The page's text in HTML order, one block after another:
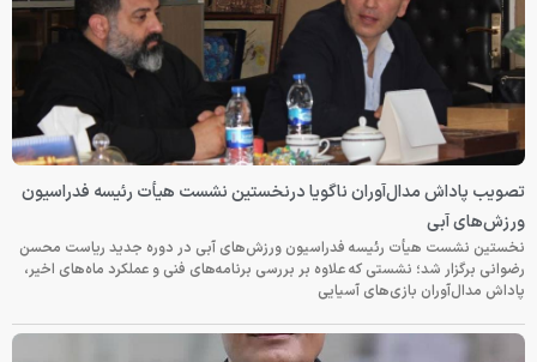
تصویب پاداش مدال‌آوران ناگویا درنخستین نشست هیأت رئیسه فدراسیون
ورزش‌های آبی
نخستین نشست هیأت رئیسه فدراسیون ورزش‌های آبی در دوره جدید ریاست محسن
رضوانی برگزار شد؛ نشستی که علاوه بر بررسی برنامه‌های فنی و عملکرد ماه‌های اخیر،
پاداش مدال‌آوران بازی‌های آسیایی